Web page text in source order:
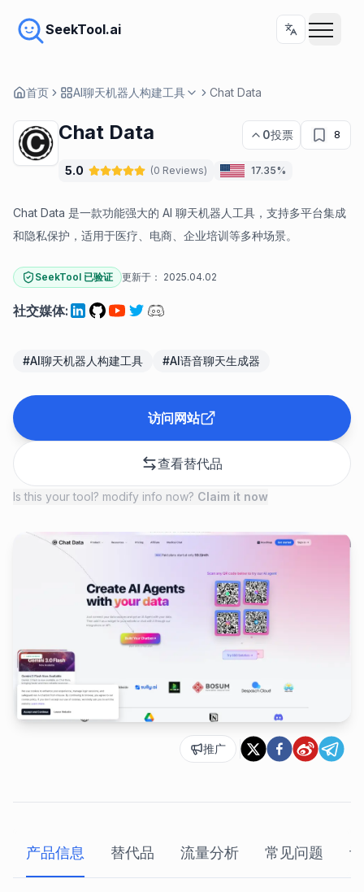
SeekTool.ai
首页 AI聊天机器人构建工具 Chat Data
Chat Data 0投票 8
5.0 (0 Reviews) 17.35%
Chat Data 是一款功能强大的 AI 聊天机器人工具，支持多平台集成
和隐私保护，适用于医疗、电商、企业培训等多种场景。
SeekTool 已验证 更新于： 2025.04.02
社交媒体:
#AI聊天机器人构建工具 #AI语音聊天生成器
访问网站
查看替代品
Is this your tool? modify info now? Claim it now
推广
产品信息 替代品 流量分析 常见问题